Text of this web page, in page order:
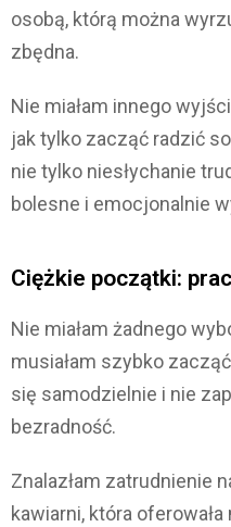
osobą, którą można
zbędna.
Nie miałam innego
jak tylko zacząć radzić
nie tylko niesłychanie
bolesne i emocjonalnie
Ciężkie początki:
Nie miałam żadnego
musiałam szybko
się samodzielnie i nie
bezradność.
Znalazłam zatrudnienie
kawiarni, która